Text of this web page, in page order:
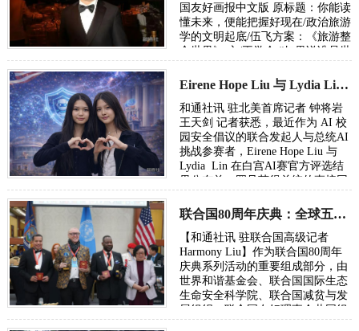
国友好画报中文版 原标题：你能读
懂未来，便能把握好现在/政治旅游
学的文明起底/伍飞方案：《旅游整
合世界》 文/王学会 “如果说谁是世
人…
Eirene Hope Liu 与 Lydia Lin参加白宫AI 挑战赛倡议校园安全获总统亲赞！
和通社讯 驻北美首席记者 钟将岩
王天剑 记者获悉，最近作为 AI 校
园安全倡议的联合发起人与总统AI
挑战参赛者，Eirene Hope Liu 与
Lydia Lin 在白宫AI赛官方评选结
果公布前，罕见获得总统的直接回
杰里…
联合国80周年庆典：全球五城市荣膺年度“全球可持续地球家园范例奖”
【和通社讯 驻联合国高级记者
Harmony Liu】作为联合国80周年
庆典系列活动的重要组成部分，由
世界和谐基金会、联合国国际生态
生命安全科学院、联合国减贫与发
展组织、联合国友好理事会共同组